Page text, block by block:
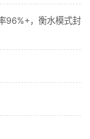
96%+，衡水模式封